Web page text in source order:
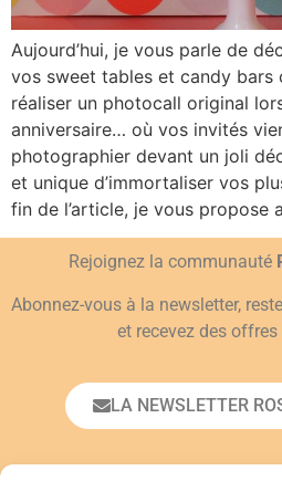
Aujourd’hui, je vous parle de
vos sweet tables et candy bars
réaliser un photocall original
anniversaire… où vos invités
photographier devant un joli
et unique d’immortaliser vos
fin de l’article, je vous propose
Rejoignez la communauté
Abonnez-vous à la newsletter,
et recevez des
LA NEWSLETTER